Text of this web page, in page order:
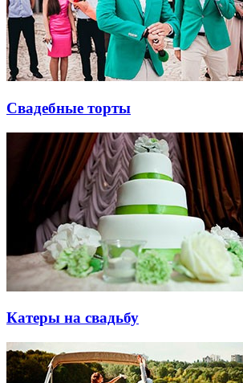
Свадебные торты
Катеры на свадьбу